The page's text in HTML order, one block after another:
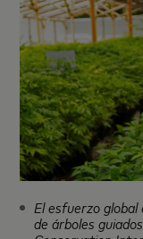
El esfuerzo
de árboles